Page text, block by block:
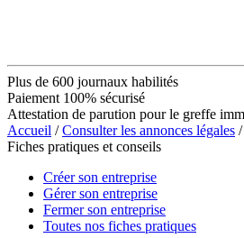
Plus de 600 journaux habilités
Paiement 100% sécurisé
Attestation de parution pour le greffe
Accueil /Consulter les annonces légales /
Fiches pratiques et conseils
Créer son entreprise
Gérer son entreprise
Fermer son entreprise
Toutes nos fiches pratiques